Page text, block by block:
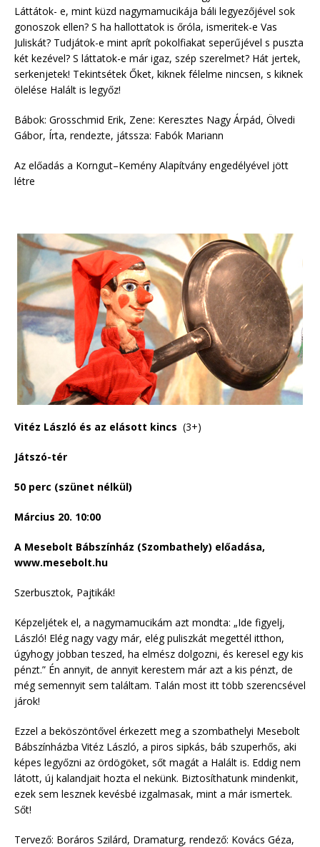
Láttátok- e, mint küzd nagymamucikája báli legyezőjével sok
gonoszok ellen? S ha hallottatok is őróla, ismeritek-e Vas
Juliskát? Tudjátok-e mint aprít pokolfiakat seperűjével s puszta
két kezével? S láttatok-e már igaz, szép szerelmet? Hát jertek,
serkenjetek! Tekintsétek Őket, kiknek félelme nincsen, s kiknek
ölelése Halált is legyőz!
Bábok: Grosschmid Erik, Zene: Keresztes Nagy Árpád, Ölvedi
Gábor, Írta, rendezte, játssza: Fabók Mariann
Az előadás a Korngut–Kemény Alapítvány engedélyével jött
létre
Vitéz László és az elásott kincs (3+)
Játszó-tér
50 perc (szünet nélkül)
Március 20. 10:00
A Mesebolt Bábszínház (Szombathely) előadása,
www.mesebolt.hu
Szerbusztok, Pajtikák!
Képzeljétek el, a nagymamucikám azt mondta: „Ide figyelj,
László! Elég nagy vagy már, elég puliszkát megettél itthon,
úgyhogy jobban teszed, ha elmész dolgozni, és keresel egy kis
pénzt.” Én annyit, de annyit kerestem már azt a kis pénzt, de
még semennyit sem találtam. Talán most itt több szerencsével
járok!
Ezzel a beköszöntővel érkezett meg a szombathelyi Mesebolt
Bábszínházba Vitéz László, a piros sipkás, báb szuperhős, aki
képes legyőzni az ördögöket, sőt magát a Halált is. Eddig nem
látott, új kalandjait hozta el nekünk. Biztosíthatunk mindenkit,
ezek sem lesznek kevésbé izgalmasak, mint a már ismertek.
Sőt!
Tervező: Boráros Szilárd, Dramaturg, rendező: Kovács Géza,